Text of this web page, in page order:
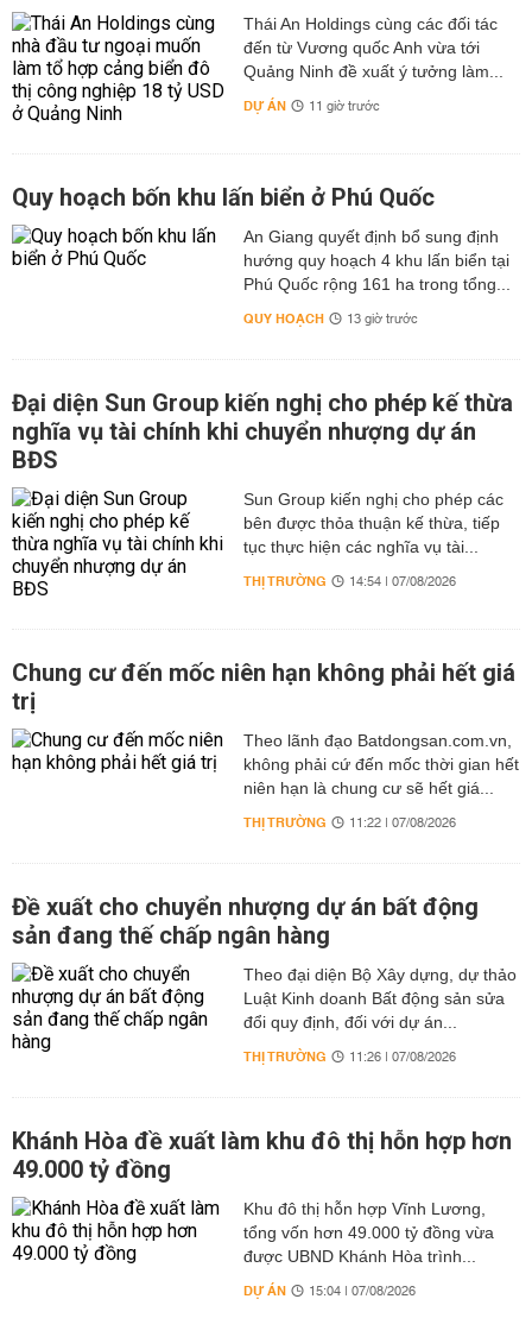
Thái An Holdings cùng các đối tác
đến từ Vương quốc Anh vừa tới
Quảng Ninh đề xuất ý tưởng làm...
DỰ ÁN 11 giờ trước
Quy hoạch bốn khu lấn biển ở Phú Quốc
An Giang quyết định bổ sung định
hướng quy hoạch 4 khu lấn biển tại
Phú Quốc rộng 161 ha trong tổng...
QUY HOẠCH 13 giờ trước
Đại diện Sun Group kiến nghị cho phép kế thừa
nghĩa vụ tài chính khi chuyển nhượng dự án
BĐS
Sun Group kiến nghị cho phép các
bên được thỏa thuận kế thừa, tiếp
tục thực hiện các nghĩa vụ tài...
THỊ TRƯỜNG 14:54 | 07/08/2026
Chung cư đến mốc niên hạn không phải hết giá
trị
Theo lãnh đạo Batdongsan.com.vn,
không phải cứ đến mốc thời gian hết
niên hạn là chung cư sẽ hết giá...
THỊ TRƯỜNG 11:22 | 07/08/2026
Đề xuất cho chuyển nhượng dự án bất động
sản đang thế chấp ngân hàng
Theo đại diện Bộ Xây dựng, dự thảo
Luật Kinh doanh Bất động sản sửa
đổi quy định, đối với dự án...
THỊ TRƯỜNG 11:26 | 07/08/2026
Khánh Hòa đề xuất làm khu đô thị hỗn hợp hơn
49.000 tỷ đồng
Khu đô thị hỗn hợp Vĩnh Lương,
tổng vốn hơn 49.000 tỷ đồng vừa
được UBND Khánh Hòa trình...
DỰ ÁN 15:04 | 07/08/2026